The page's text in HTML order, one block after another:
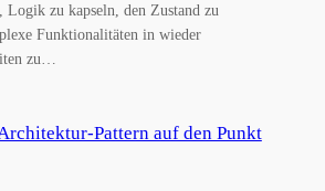
Logik zu kapseln, den Zustand zu
Funktionalitäten in wieder
zu…